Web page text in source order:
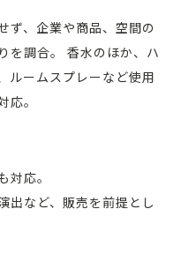
ず、企業や商品、空間の
を調合。 香水のほか、ハ
ルームスプレーなど使用
。
応。
出など、販売を前提とし